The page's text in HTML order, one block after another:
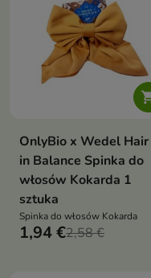
OnlyBio x Wedel Hair
in Balance Spinka do
włosów Kokarda 1
sztuka
Spinka do włosów Kokarda
1,94 €2,58 €